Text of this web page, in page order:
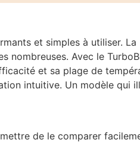
et simples à utiliser. La
nombreuses. Avec le
et sa plage de
intuitive. Un modèle qui
de le comparer